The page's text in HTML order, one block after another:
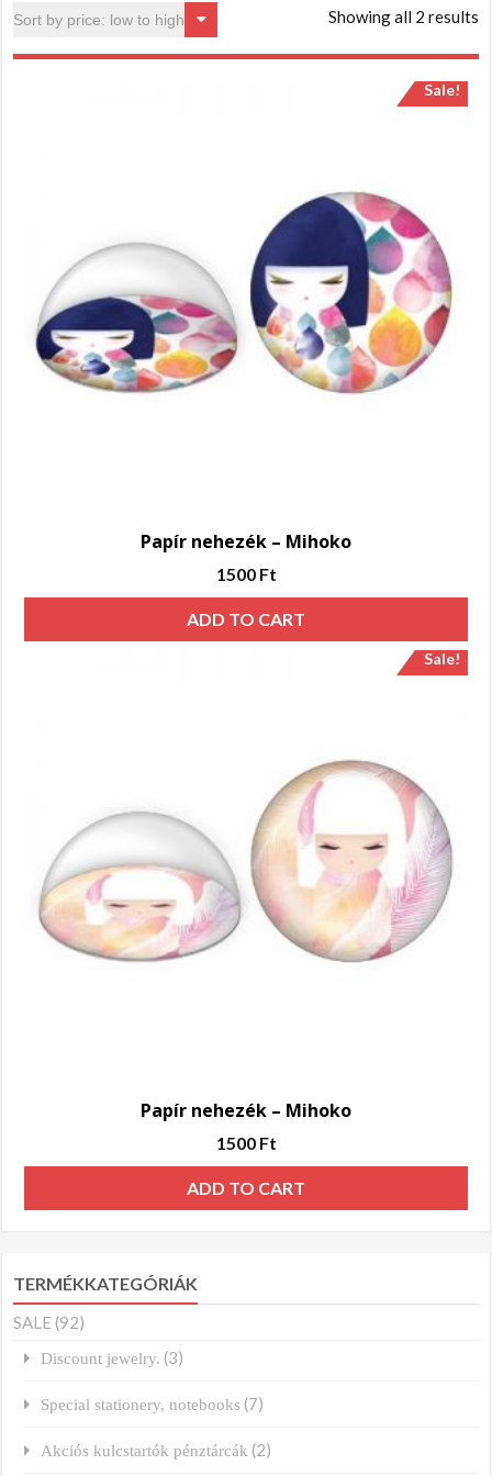
Showing all 2 results
Sale!
Papír nehezék – Mihoko
1500 Ft
ADD TO CART
Sale!
Papír nehezék – Mihoko
1500 Ft
ADD TO CART
TERMÉKKATEGÓRIÁK
SALE (92)
Discount jewelry. (3)
Special stationery, notebooks (7)
Akciós kulcstartók pénztárcák (2)